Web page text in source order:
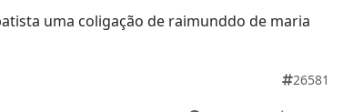
uma coligação de raimunddo de maria
26581